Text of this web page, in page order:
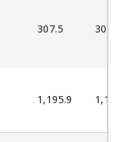
307.5
1,195.9